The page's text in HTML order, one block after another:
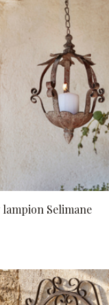
lampion Selimane